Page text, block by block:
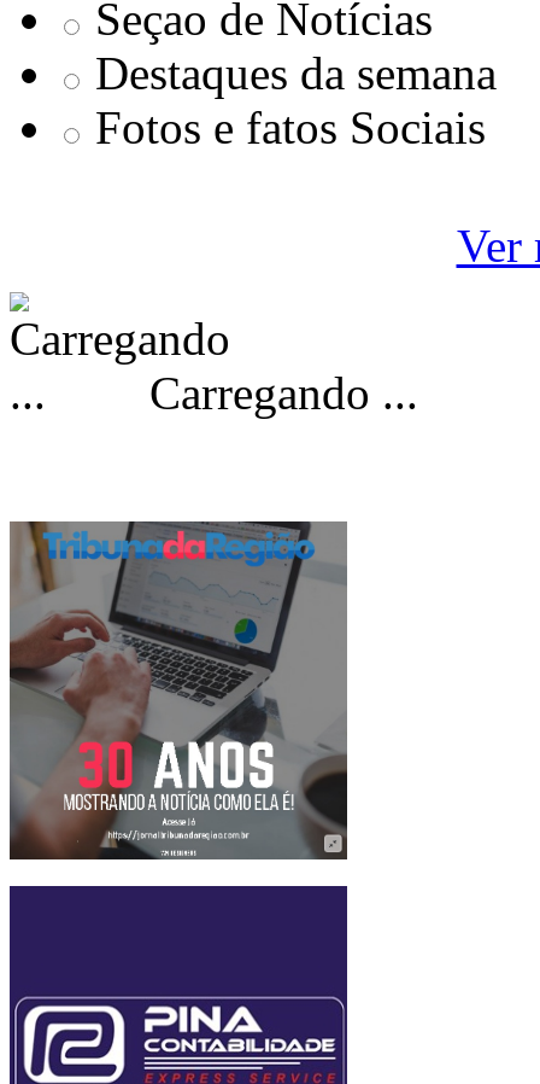
Seçao de Notícias
Destaques da semana
Fotos e fatos Sociais
Ver
Carregando ...